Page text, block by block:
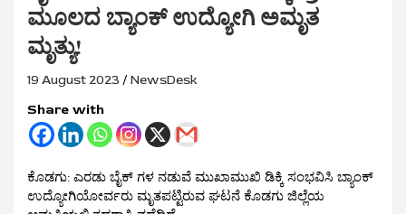
ಮೂಲದ ಬ್ಯಾಂಕ್ ಉದ್ಯೋಗಿ ಅಮೃತ
ಮೃತ್ಯು!
19 August 2023 NewsDesk
Share with
ಕೊಡಗು: ಎರಡು ಬೈಕ್ ಗಳ ನಡುವೆ ಮುಖಾಮುಖಿ ಡಿಕ್ಕಿ ಸಂಭವಿಸಿ ಬ್ಯಾಂಕ್
ಉದ್ಯೋಗಿಯೋರ್ವರು ಮೃತಪಟ್ಟಿರುವ ಘಟನೆ ಕೊಡಗು ಜಿಲ್ಲೆಯ